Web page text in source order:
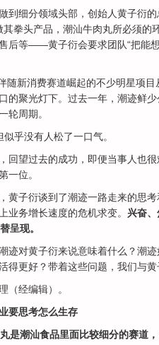
到细分领域头部，创始人黄子衍的
其拳头产品，潮汕牛肉丸所必须
后等——黄子衍会要求团队“把能想
随新消费赛道崛起的不少明星项
的聚光灯下。过去一年，潮迹鲜
轮周期。
乎没有人松了一口气。
回望过去的成功，即便当事人也
一位。
黄子衍谈到了潮迹一路走来的思
业务增长速度的危机求变。 兴奋
呈现。
迹对黄子衍来说意味着什么？潮
得更好？带着这些问题，我们与黄
（经编辑）。
要思考怎么生存
是潮汕食品里面比较细分的赛道